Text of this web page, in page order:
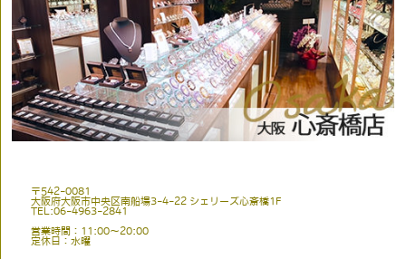
〒542-0081
大阪府大阪市中央区南船場3-4-22 シェリーズ心斎橋1F
TEL:06-4963-2841
営業時間：11:00〜20:00
定休日：水曜